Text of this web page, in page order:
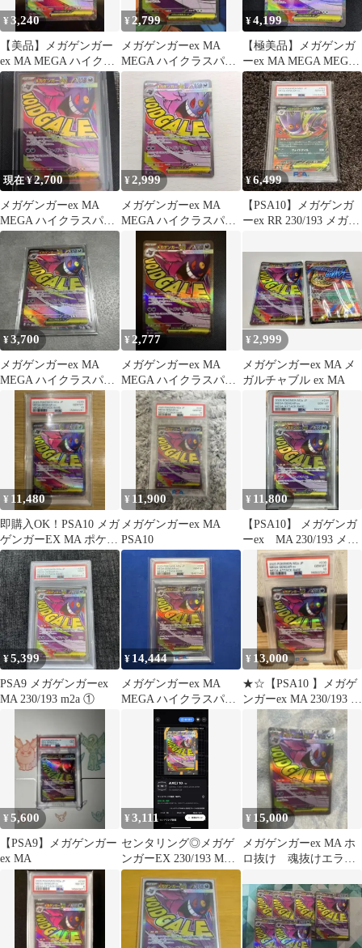
¥3,240
【美品】メガゲンガー
ex MA MEGA ハイクラ
スパック MEGAドリー
ムex
¥ 2,799
メガゲンガーex MA
MEGA ハイクラスパッ
ク MEGAドリームex キ
¥4,199
【極美品】メガゲンガ
ーex MA MEGA MEGA
ドリームex
現在 ¥2,700
メガゲンガーex MA
MEGA ハイクラスパッ
ク MEGAドリームex キ
¥2,999
メガゲンガーex MA
MEGA ハイクラスパッ
¥6,499
【PSA10】メガゲンガ
ーex RR 230/193 メガド
¥3,700
メガゲンガーex MA
MEGA ハイクラスパッ
ク MEGAドリームex
¥ 2,777
メガゲンガーex MA
MEGA ハイクラスパッ
ク MEGAドリームex
¥ 2,999
メガゲンガーex MA メ
ガルチャブル ex MA
¥ 11,480
即購入OK！PSA10 メガ
ゲンガーEX MA ポケモ
ンカード ポケカ ポケモ
ン
¥ 11,900
メガゲンガーex MA
PSA10
¥ 11,800
【PSA10】 メガゲンガ
ーex MA 230/193 メガ
ドリームex
¥5,399
PSA9 メガゲンガーex
MA 230/193 m2a ①
¥ 14,444
メガゲンガーex MA
MEGA ハイクラスパッ
ク MEGAドリームex キ
¥ 13,000
★☆【PSA10 】メガゲ
ンガーex MA 230/193 メ
ガドリームEX☆★
¥5,600
【PSA9】メガゲンガー
ex MA
¥3,111
センタリング◎メガゲ
ンガーEX 230/193 MA
メガドリームex ポケカ
¥ 15,000
メガゲンガーex MA ホ
ロ抜け 魂抜けエラー